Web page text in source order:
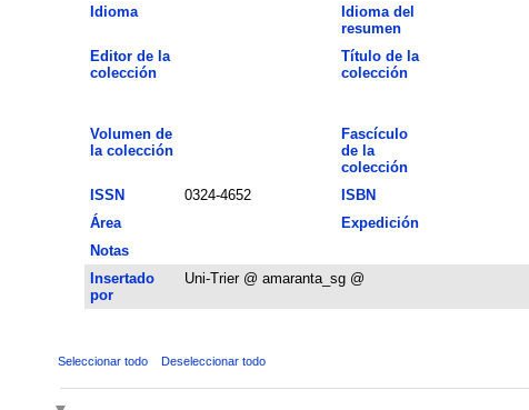
Idioma
Idioma del
resumen
Editor de la
colección
Título de la
colección
Volumen de
la colección
Fascículo
de la
colección
ISSN 0324-4652 ISBN
Área
Expedición
Notas
Insertado
por
Uni-Trier @ amaranta_sg @
Seleccionar todo Deseleccionar todo